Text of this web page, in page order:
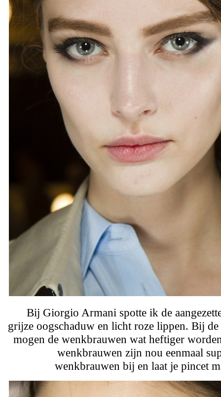
Bij Giorgio Armani spotte ik de
grijze oogschaduw en licht roze lippen. Bij
mogen de wenkbrauwen wat heftiger
wenkbrauwen zijn nou eenmaal
wenkbrauwen bij en laat je pincet